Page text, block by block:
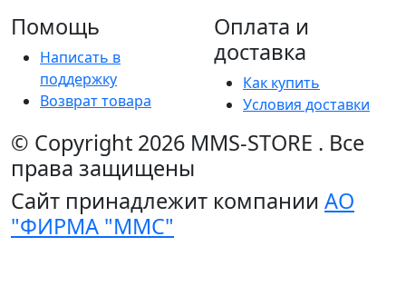
Помощь
Написать в
поддержку
Возврат товара
Оплата и
доставка
Как купить
Условия доставки
© Copyright 2026 MMS-STORE . Все
права защищены
Сайт принадлежит компании АО
"ФИРМА "ММС"